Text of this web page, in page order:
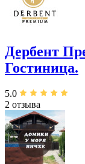
Дербент
Гостиница.
5.0
2 отзыва